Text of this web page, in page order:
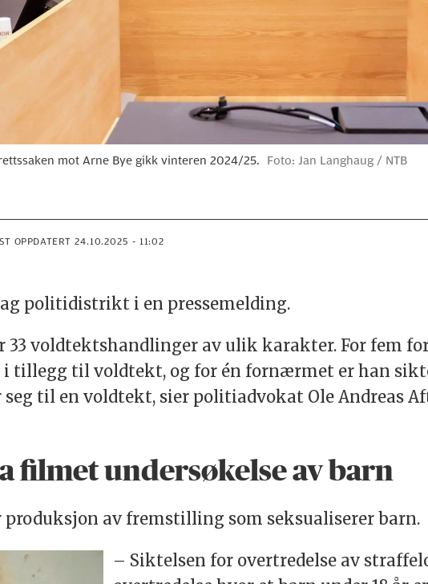
mot Arne Bye gikk vinteren 2024/25. Foto: Jan Langhaug / NTB
OPPDATERT 24.10.2025 - 11:02
politidistrikt i en pressemelding.
33 voldtektshandlinger av ulik karakter. For fem
tillegg til voldtekt, og for én fornærmet er han
til en voldtekt, sier politiadvokat Ole Andreas
filmet undersøkelse av barn
produksjon av fremstilling som seksualiserer barn.
– Siktelsen for overtredelse av